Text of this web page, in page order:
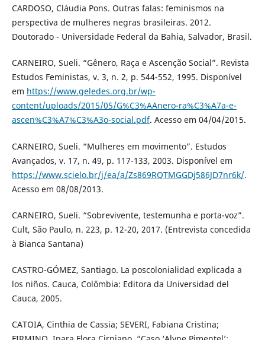
CARDOSO, Cláudia Pons. Outras falas: feminismos na
perspectiva de mulheres negras brasileiras. 2012.
Doutorado - Universidade Federal da Bahia, Salvador, Brasil.
CARNEIRO, Sueli. “Gênero, Raça e Ascenção Social”. Revista
Estudos Feministas, v. 3, n. 2, p. 544-552, 1995. Disponível
em https://www.geledes.org.br/wp-
content/uploads/2015/05/G%C3%AAnero-ra%C3%A7a-e-
ascen%C3%A7%C3%A3o-social.pdf. Acesso em 04/04/2015.
CARNEIRO, Sueli. “Mulheres em movimento”. Estudos
Avançados, v. 17, n. 49, p. 117-133, 2003. Disponível em
https://www.scielo.br/j/ea/a/Zs869RQTMGGDj586JD7nr6k/.
Acesso em 08/08/2013.
CARNEIRO, Sueli. “Sobrevivente, testemunha e porta-voz”.
Cult, São Paulo, n. 223, p. 12-20, 2017. (Entrevista concedida
à Bianca Santana)
CASTRO-GÓMEZ, Santiago. La poscolonialidad explicada a
los niños. Cauca, Colômbia: Editora da Universidad del
Cauca, 2005.
CATOIA, Cinthia de Cassia; SEVERI, Fabiana Cristina;